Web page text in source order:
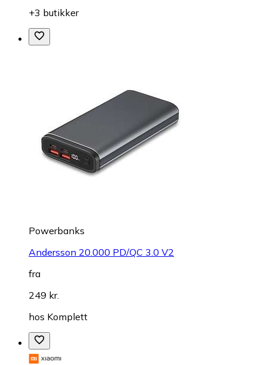
+3 butikker
Powerbanks
Andersson 20.000 PD/QC 3.0 V2
fra
249 kr.
hos Komplett